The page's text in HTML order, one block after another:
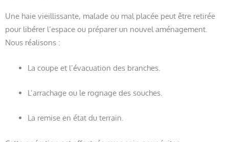
Une haie vieillissante, malade ou mal placée peut être retirée
pour libérer l’espace ou préparer un nouvel aménagement.
Nous réalisons :
La coupe et l’évacuation des branches.
L’arrachage ou le rognage des souches.
La remise en état du terrain.